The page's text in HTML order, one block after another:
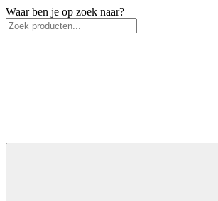
Waar ben je op zoek naar?